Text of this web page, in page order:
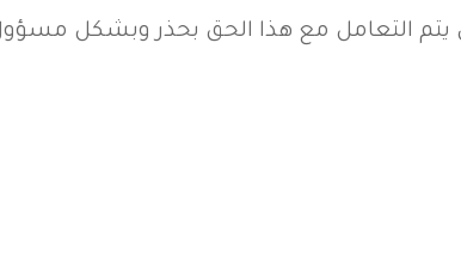
أن يتم التعامل مع هذا الحق بحذر وبشكل